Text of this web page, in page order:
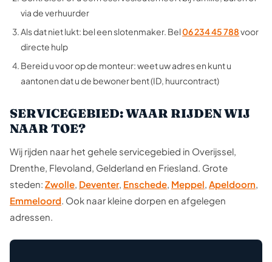
via de verhuurder
Als dat niet lukt: bel een slotenmaker. Bel06 234 45 788voor
directe hulp
Bereid u voor op de monteur: weet uw adres en kunt u
aantonen dat u de bewoner bent (ID, huurcontract)
SERVICEGEBIED: WAAR RIJDEN WIJ
NAAR TOE?
Wij rijden naar het gehele servicegebied in Overijssel,
Drenthe, Flevoland, Gelderland en Friesland. Grote
steden: Zwolle, Deventer, Enschede, Meppel, Apeldoorn,
Emmeloord. Ook naar kleine dorpen en afgelegen
adressen.